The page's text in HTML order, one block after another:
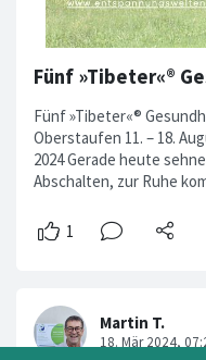
Fünf »Tibeter«®
Fünf »Tibeter«®
Oberstaufen 11. – 18.
2024 Gerade heute
Abschalten, zur Ruhe